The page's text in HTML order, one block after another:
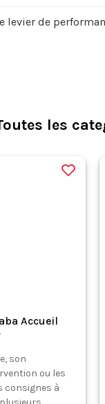
levier de
les
Accueil
son
ou les
consignes à